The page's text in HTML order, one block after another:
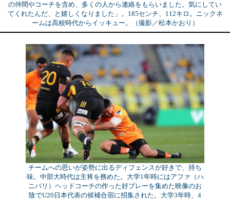
の仲間やコーチを含め、多くの人から連絡をもらいました。気にしてい
てくれたんだ、と嬉しくなりました」。185センチ、112キロ。ニックネ
ームは高校時代からイッキュー。（撮影／松本かおり）
チームへの思いが姿勢に出るディフェンスが好きで、持ち
味。中部大時代は主将を務めた。大学1年時にはアファ（ハ
ニパリ）ヘッドコーチの作った好プレーを集めた映像のお
陰でU20日本代表の候補合宿に招集された。大学3年時、4